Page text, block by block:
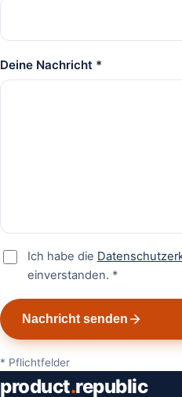
Deine Nachricht *
Ich habe die
einverstanden. *
Nachricht senden
* Pflichtfelder
product.republic